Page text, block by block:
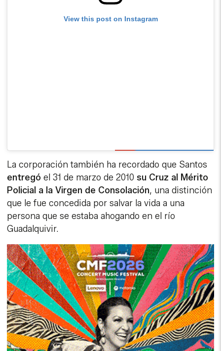
View this post on Instagram
La corporación también ha recordado que Santos
entregóel 31 de marzo de 2010su Cruz al Mérito
Policial a la Virgen de Consolación, una distinción
que le fue concedida por salvar la vida a una
persona que se estaba ahogando en el río
Guadalquivir.